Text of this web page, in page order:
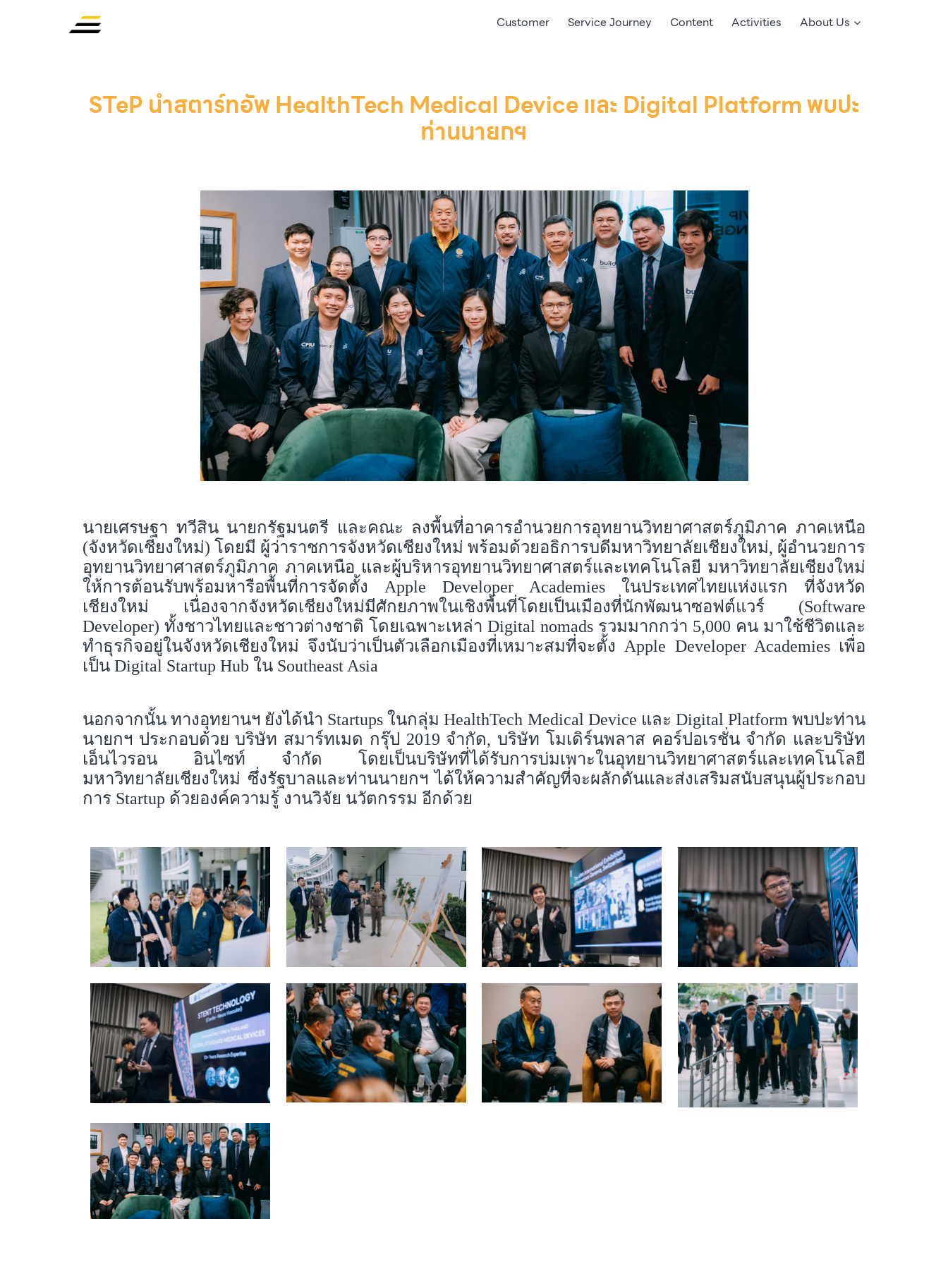
Customer Service Journey Content Activities About Us
STeP นำสตาร์ทอัพ HealthTech Medical Device และ Digital Platform พบปะ
ท่านนายกฯ
นายเศรษฐา ทวีสิน นายกรัฐมนตรี และคณะ ลงพื้นที่อาคารอำนวยการอุทยานวิทยาศาสตร์ภูมิภาค ภาคเหนือ
(จังหวัดเชียงใหม่) โดยมี ผู้ว่าราชการจังหวัดเชียงใหม่ พร้อมด้วยอธิการบดีมหาวิทยาลัยเชียงใหม่, ผู้อำนวยการ
อุทยานวิทยาศาสตร์ภูมิภาค ภาคเหนือ และผู้บริหารอุทยานวิทยาศาสตร์และเทคโนโลยี มหาวิทยาลัยเชียงใหม่
ให้การต้อนรับพร้อมหารือพื้นที่การจัดตั้ง Apple Developer Academies ในประเทศไทยแห่งแรก ที่จังหวัด
เชียงใหม่ เนื่องจากจังหวัดเชียงใหม่มีศักยภาพในเชิงพื้นที่โดยเป็นเมืองที่นักพัฒนาซอฟต์แวร์ (Software
Developer) ทั้งชาวไทยและชาวต่างชาติ โดยเฉพาะเหล่า Digital nomads รวมมากกว่า 5,000 คน มาใช้ชีวิตและ
ทำธุรกิจอยู่ในจังหวัดเชียงใหม่ จึงนับว่าเป็นตัวเลือกเมืองที่เหมาะสมที่จะตั้ง Apple Developer Academies เพื่อ
เป็น Digital Startup Hub ใน Southeast Asia
นอกจากนั้น ทางอุทยานฯ ยังได้นำ Startups ในกลุ่ม HealthTech Medical Device และ Digital Platform พบปะท่าน
นายกฯ ประกอบด้วย บริษัท สมาร์ทเมด กรุ๊ป 2019 จำกัด, บริษัท โมเดิร์นพลาส คอร์ปอเรชั่น จำกัด และบริษัท
เอ็นไวรอน อินไซท์ จำกัด โดยเป็นบริษัทที่ได้รับการบ่มเพาะในอุทยานวิทยาศาสตร์และเทคโนโลยี
มหาวิทยาลัยเชียงใหม่ ซึ่งรัฐบาลและท่านนายกฯ ได้ให้ความสำคัญที่จะผลักดันและส่งเสริมสนับสนุนผู้ประกอบ
การ Startup ด้วยองค์ความรู้ งานวิจัย นวัตกรรม อีกด้วย